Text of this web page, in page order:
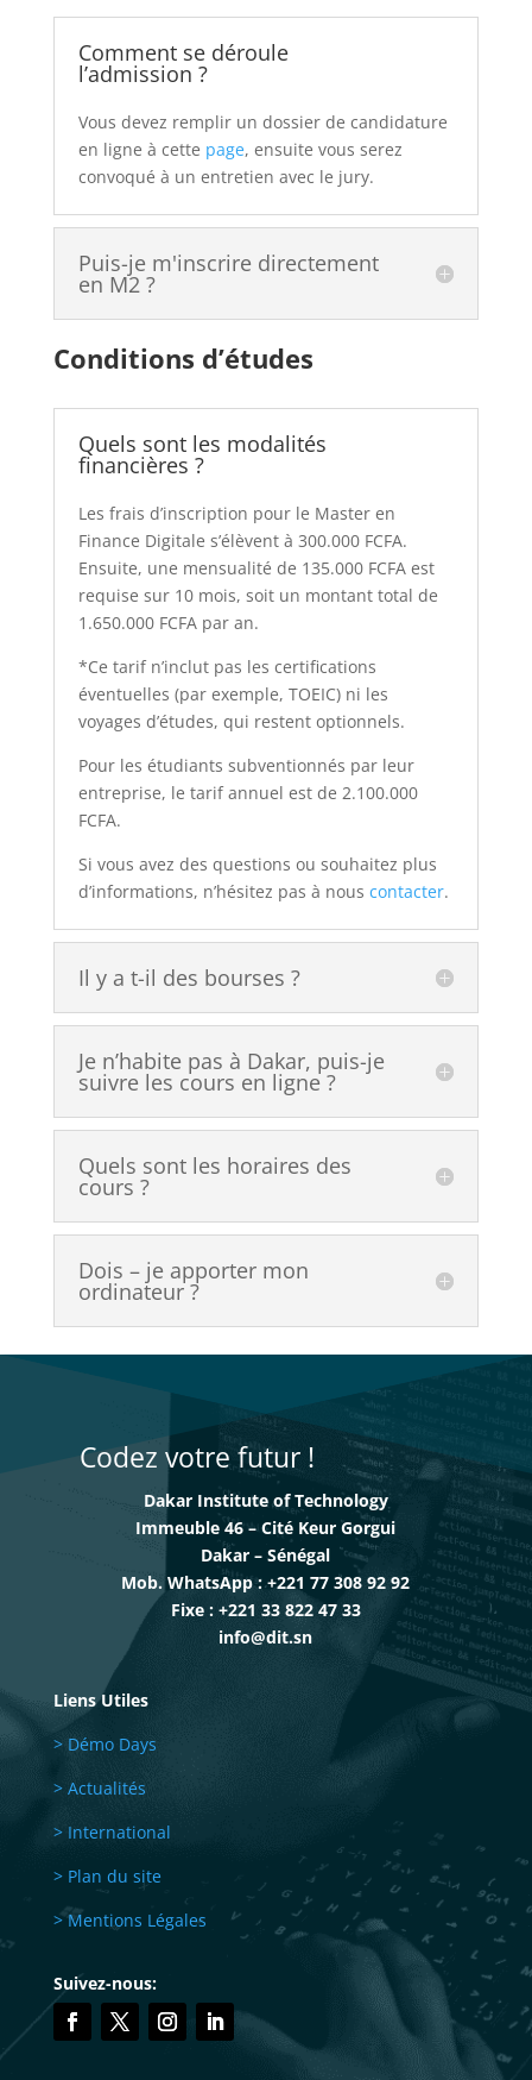
Comment se déroule
l’admission ?
Vous devez remplir un dossier de candidature
en ligne à cette page, ensuite vous serez
convoqué à un entretien avec le jury.
Puis-je m'inscrire directement
en M2 ?
Conditions d’études
Quels sont les modalités
financières ?
Les frais d’inscription pour le Master en
Finance Digitale s’élèvent à 300.000 FCFA.
Ensuite, une mensualité de 135.000 FCFA est
requise sur 10 mois, soit un montant total de
1.650.000 FCFA par an.
*Ce tarif n’inclut pas les certifications
éventuelles (par exemple, TOEIC) ni les
voyages d’études, qui restent optionnels.
Pour les étudiants subventionnés par leur
entreprise, le tarif annuel est de 2.100.000
FCFA.
Si vous avez des questions ou souhaitez plus
d’informations, n’hésitez pas à nous contacter.
Il y a t-il des bourses ?
Je n’habite pas à Dakar, puis-je
suivre les cours en ligne ?
Quels sont les horaires des
cours ?
Dois – je apporter mon
ordinateur ?
Codez votre futur !
Dakar Institute of Technology
Immeuble 46 – Cité Keur Gorgui
Dakar – Sénégal
Mob. WhatsApp : +221 77 308 92 92
Fixe : +221 33 822 47 33
info@dit.sn
Liens Utiles
> Démo Days
> Actualités
> International
> Plan du site
> Mentions Légales
Suivez-nous: